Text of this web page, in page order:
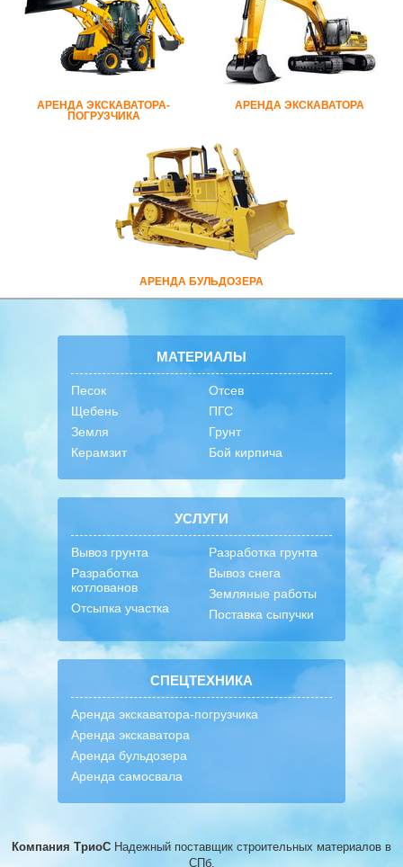
АРЕНДА ЭКСКАВАТОРА-
ПОГРУЗЧИКА
АРЕНДА ЭКСКАВАТОРА
АРЕНДА БУЛЬДОЗЕРА
МАТЕРИАЛЫ
Песок
Щебень
Земля
Керамзит
Отсев
ПГС
Грунт
Бой кирпича
УСЛУГИ
Вывоз грунта
Разработка
котлованов
Отсыпка участка
Разработка грунта
Вывоз снега
Земляные работы
Поставка сыпучки
СПЕЦТЕХНИКА
Аренда экскаватора-погрузчика
Аренда экскаватора
Аренда бульдозера
Аренда самосвала
Компания ТриоС Надежный поставщик строительных материалов в
СПб.